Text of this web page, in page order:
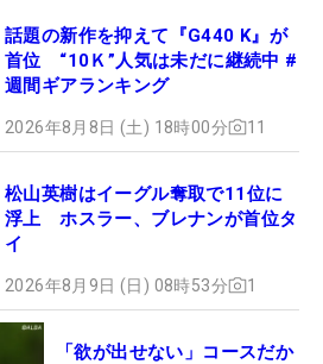
話題の新作を抑えて『G440 K』が
首位 “10Ｋ”人気は未だに継続中 #
週間ギアランキング
2026年8月8日 (土) 18時00分 11
松山英樹はイーグル奪取で11位に
浮上 ホスラー、ブレナンが首位タ
イ
2026年8月9日 (日) 08時53分 1
「欲が出せない」コースだか